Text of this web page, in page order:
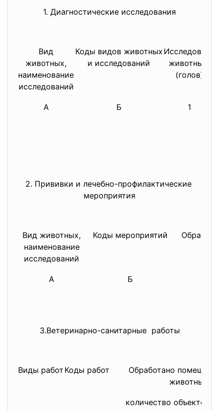
1. Диагностические исследования
Вид
животных,
наименование
исследований
Коды видов животных
и исследований
Исследовано
животных
(голов)
А Б 1
2. Прививки и лечебно-профилактические
мероприятия
Вид животных,
наименование
исследований
Коды мероприятий
А Б
3.Ветеринарно-санитарные работы
Виды работ Коды работ
Обработано
животных
количество объектов